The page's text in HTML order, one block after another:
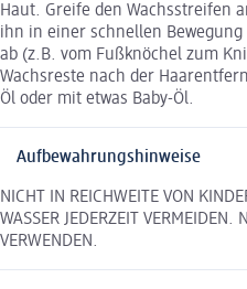
Haut. Greife den Wachsstreifen
ihn in einer schnellen
ab (z.B. vom Fußknöchel zum
Wachsreste nach der
Öl oder mit etwas Baby-Öl.
Aufbewahrungshinweise
NICHT IN REICHWEITE VON
WASSER JEDERZEIT VERMEIDEN.
VERWENDEN.